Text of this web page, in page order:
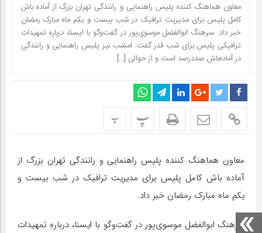
معاون هماهنگ کننده پلیس راهنمایی و رانندگی تهران بزرگ از آماده باش
کامل پلیس برای مدیریت ترافیک در شب بیست و یکم ماه مبارک رمضان
خبر داد. سرهنگ ابوالفضل موسوی‌پور در گفت‌وگو با ایسنا، درباره تمهیدات
ترافیکی پلیس برای شب قدر گفت: امشب نیز پلیس راهنمایی و رانندگی
در آماده‌باش صددرصد است و از حوالی […]
پ پ
معاون هماهنگ کننده پلیس راهنمایی و رانندگی تهران بزرگ از
آماده باش کامل پلیس برای مدیریت ترافیک در شب بیست و
یکم ماه مبارک رمضان خبر داد.
سرهنگ ابوالفضل موسوی‌پور در گفت‌وگو با ایسنا، درباره تمهیدات